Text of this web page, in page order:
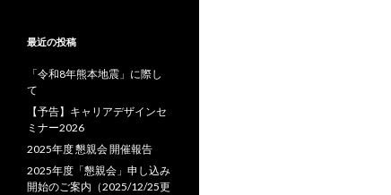
最近の投稿
「令和8年熊本地震」に際し
て
【予告】キャリアデザインセ
ミナー2026
2025年度 懇親会 開催報告
2025年度「懇親会」申し込み
開始のご案内（2025/12/25更